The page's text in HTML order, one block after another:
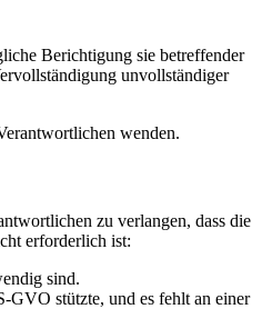
Berichtigung sie betreffender
unvollständiger
wenden.
zu verlangen, dass die
erforderlich ist:
sind.
stützte, und es fehlt an einer